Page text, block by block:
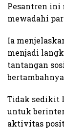
Pesantren ini
mewadahi
Ia
menjadi
tantangan
Tidak sedikit
untuk
aktivitas